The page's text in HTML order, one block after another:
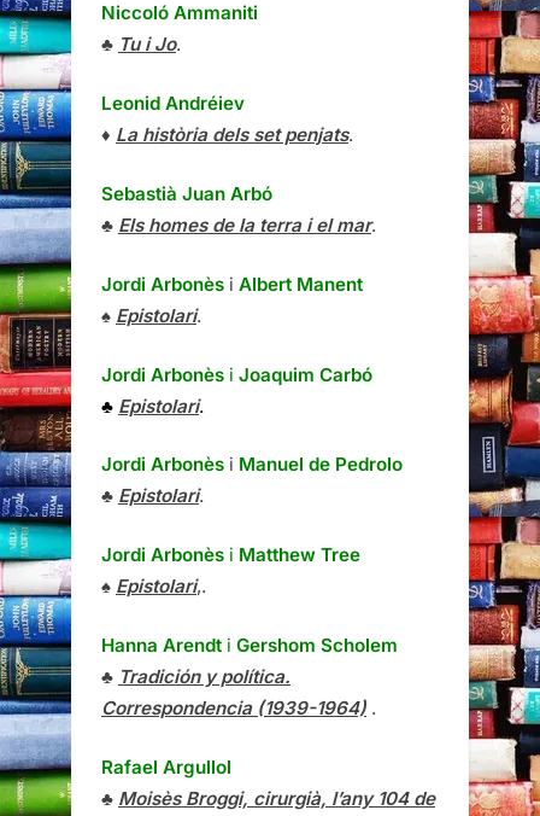
Niccoló Ammaniti
♣ Tu i Jo.
Leonid Andréiev
♦ La història dels set penjats.
Sebastià Juan Arbó
♣ Els homes de la terra i el mar.
Jordi Arbonès i Albert Manent
♠ Epistolari.
Jordi Arbonès i Joaquim Carbó
♣ Epistolari.
Jordi Arbonès i Manuel de Pedrolo
♣ Epistolari.
Jordi Arbonès i Matthew Tree
♠ Epistolari,.
Hanna Arendt i Gershom Scholem
♣ Tradición y política.
Correspondencia (1939-1964) .
Rafael Argullol
♣ Moisès Broggi, cirurgià, l’any 104 de